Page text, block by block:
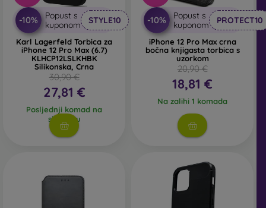
-10%
Popust s
kuponom
STYLE10
Karl Lagerfeld Torbica za
iPhone 12 Pro Max (6.7)
KLHCP12LSLKHBK
Silikonska, Crna
30,90 €
27,81 €
Posljednji komad na
skladištu
-10%
Popust s
kuponom
PROTECT10
iPhone 12 Pro Max crna
bočna knjigasta torbica s
uzorkom
20,90 €
18,81 €
Na zalihi 1 komada